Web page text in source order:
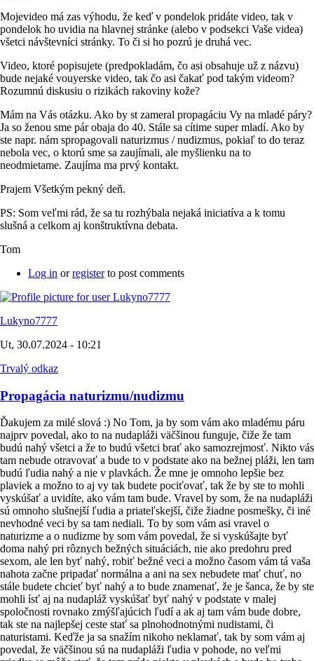
Mojevideo má zas výhodu, že keď v pondelok pridáte video, tak v
pondelok ho uvidia na hlavnej stránke (alebo v podsekci Vaše videa)
všetci návštevníci stránky. To či si ho pozrú je druhá vec.
Video, ktoré popisujete (predpokladám, čo asi obsahuje už z názvu)
bude nejaké vouyerske video, tak čo asi čakať pod takým videom?
Rozumnú diskusiu o rizikách rakoviny kože?
Mám na Vás otázku. Ako by st zameral propagáciu Vy na mladé páry?
Ja so ženou sme pár obaja do 40. Stále sa cítime super mladí. Ako by
ste napr. nám spropagovali naturizmus / nudizmus, pokiaľ to do teraz
nebola vec, o ktorú sme sa zaujímali, ale myšlienku na to
neodmietame. Zaujíma ma prvý kontakt.
Prajem Všetkým pekný deň.
PS: Som veľmi rád, že sa tu rozhýbala nejaká iniciatíva a k tomu
slušná a celkom aj konštruktívna debata.
Tom
Log in orregisterto post comments
Lukyno7777
Ut, 30.07.2024 - 10:21
Trvalý odkaz
Propagácia naturizmu/nudizmu
Ďakujem za milé slová :) No Tom, ja by som vám ako mladému páru
najprv povedal, ako to na nudapláži väčšinou funguje, čiže že tam
budú nahý všetci a že to budú všetci brať ako samozrejmosť. Nikto vás
tam nebude otravovať a bude to v podstate ako na bežnej pláži, len tam
budú ľudia nahý a nie v plavkách. Že mne je omnoho lepšie bez
plaviek a možno to aj vy tak budete pociťovať, tak že by ste to mohli
vyskúšať a uvidíte, ako vám tam bude. Vravel by som, že na nudapláži
sú omnoho slušnejší ľudia a priateľskejší, čiže žiadne posmešky, či iné
nevhodné veci by sa tam nediali. To by som vám asi vravel o
naturizme a o nudizme by som vám povedal, že si vyskúšajte byť
doma nahý pri rôznych bežných situáciách, nie ako predohru pred
sexom, ale len byť nahý, robiť bežné veci a možno časom vám tá vaša
nahota začne pripadať normálna a ani na sex nebudete mať chuť, no
stále budete chcieť byť nahý a to bude znamenať, že je šanca, že by ste
mohli ísť aj na nudapláž vyskúšať byť nahý v podstate v malej
spoločnosti rovnako zmýšľajúcich ľudí a ak aj tam vám bude dobre,
tak ste na najlepšej ceste stať sa plnohodnotnými nudistami, či
naturistami. Keďže ja sa snažím nikoho neklamať, tak by som vám aj
povedal, že väčšinou sú na nudapláži ľudia v pohode, no veľmi